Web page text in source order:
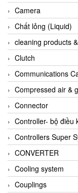
Airtec Vietnam
AI-Tek Vietnam
Akerstroms Viet
AKO Armaturen &
AKO Armaturen &
AKUSENSE
ALA OFFICINE SPA
Albrecht-Automatik
Allen Bradley
Alpha Moisture
Alpha-Achem
Alphino
Camera
Chất lỏng (Liquid)
cleaning products
Clutch
Communications
Compressed air &
Connector
Controller- bộ điều
Controllers Super
CONVERTER
Cooling system
Couplings